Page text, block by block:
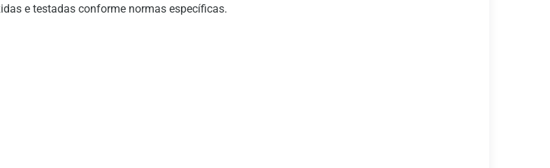
e testadas conforme normas específicas.